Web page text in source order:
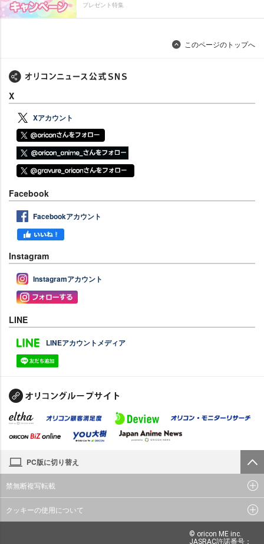
プレゼント特集
このページのトップへ
X
Xアカウント
Facebook
Facebookアカウント
Instagram
Instagramアカウント
LINE
LINEアカウントメディア
PC版に切り替え
禁無断複写転載
クッキーの使用について
© oricon ME inc.
JASRAC許諾番号：